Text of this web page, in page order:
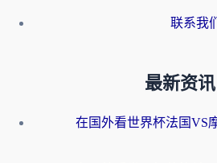
联系我们
最新资讯